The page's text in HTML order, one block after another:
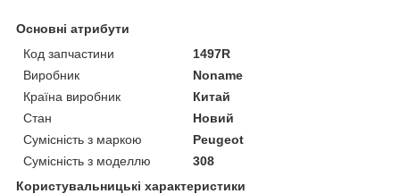
Основні атрибути
Код запчастини
1497R
Виробник
Noname
Країна виробник
Китай
Стан
Новий
Сумісність з маркою
Peugeot
Сумісність з моделлю
308
Користувальницькі характеристики